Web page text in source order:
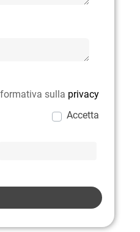
sulla privacy
Accetta